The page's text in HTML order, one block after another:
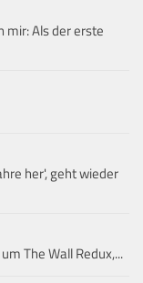
mir: Als der erste
her', geht wieder
The Wall Redux,...